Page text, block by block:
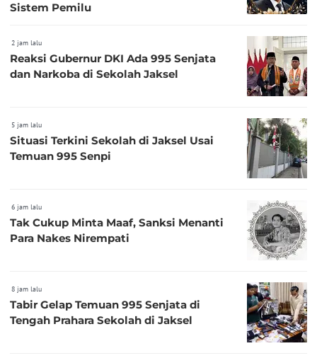
Sistem Pemilu
2 jam lalu
Reaksi Gubernur DKI Ada 995 Senjata
dan Narkoba di Sekolah Jaksel
5 jam lalu
Situasi Terkini Sekolah di Jaksel Usai
Temuan 995 Senpi
6 jam lalu
Tak Cukup Minta Maaf, Sanksi Menanti
Para Nakes Nirempati
8 jam lalu
Tabir Gelap Temuan 995 Senjata di
Tengah Prahara Sekolah di Jaksel